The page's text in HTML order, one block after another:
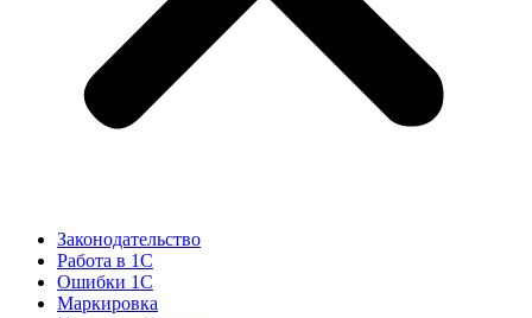
Законодательство
Работа в 1С
Ошибки 1С
Маркировка